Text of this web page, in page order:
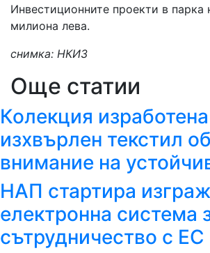
Инвестиционните проекти в парка
милиона лева.
снимка: НКИЗ
Още статии
Колекция
изхвърлен текстил
внимание на
НАП стартира
електронна система
сътрудничество с ЕС